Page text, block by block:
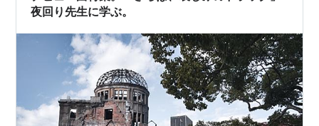
夜回り先生に学ぶ。